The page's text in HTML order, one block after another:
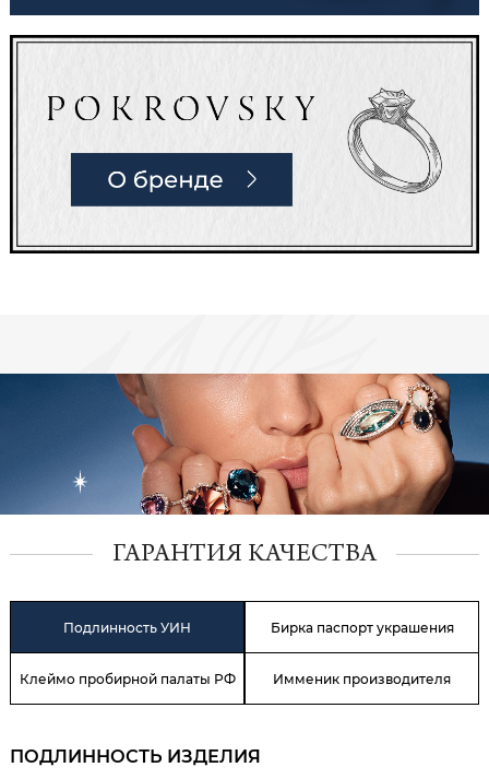
ГАРАНТИЯ КАЧЕСТВА
Подлинность УИН Бирка паспорт украшения
Клеймо пробирной палаты РФ Имменик производителя
ПОДЛИННОСТЬ ИЗДЕЛИЯ